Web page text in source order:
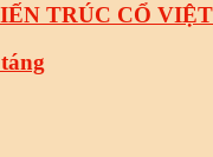
TRÚC CỔ